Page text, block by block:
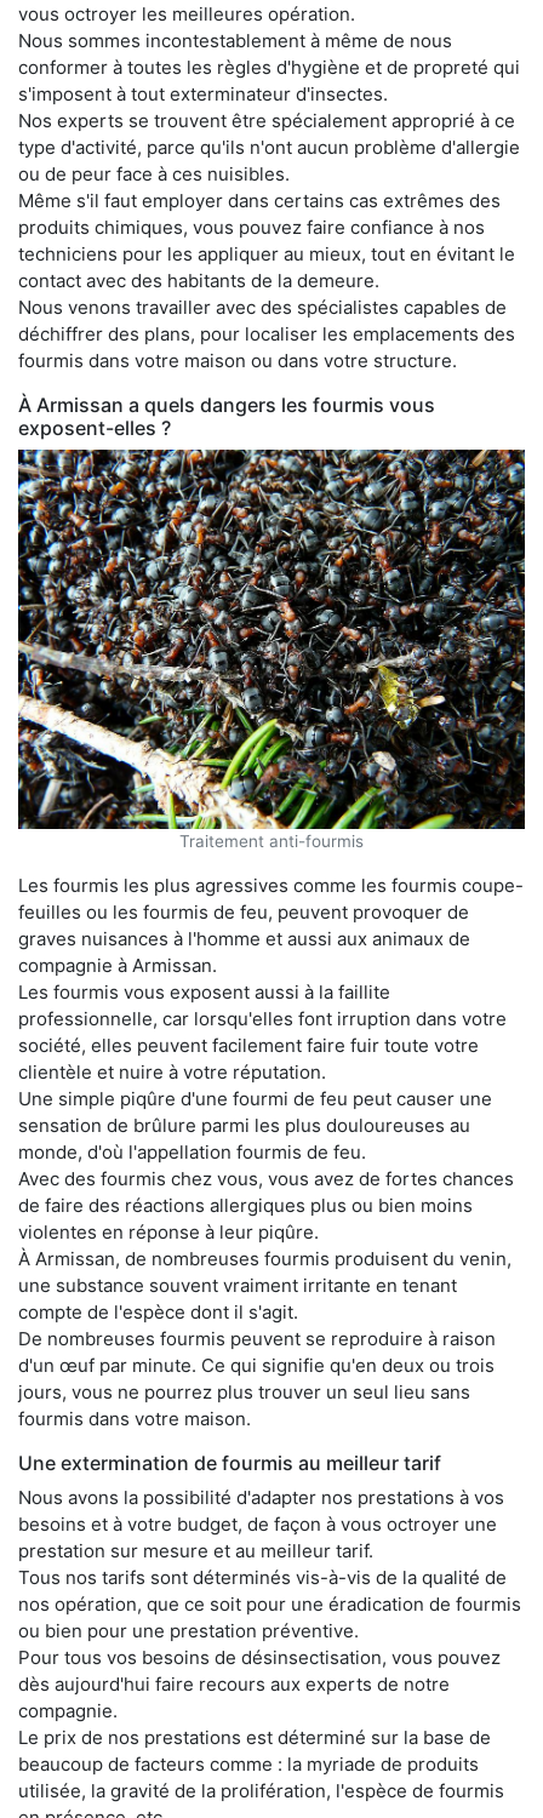
vous octroyer les meilleures opération.
Nous sommes incontestablement à même de nous
conformer à toutes les règles d'hygiène et de propreté qui
s'imposent à tout exterminateur d'insectes.
Nos experts se trouvent être spécialement approprié à ce
type d'activité, parce qu'ils n'ont aucun problème d'allergie
ou de peur face à ces nuisibles.
Même s'il faut employer dans certains cas extrêmes des
produits chimiques, vous pouvez faire confiance à nos
techniciens pour les appliquer au mieux, tout en évitant le
contact avec des habitants de la demeure.
Nous venons travailler avec des spécialistes capables de
déchiffrer des plans, pour localiser les emplacements des
fourmis dans votre maison ou dans votre structure.
À Armissan a quels dangers les fourmis vous
exposent-elles ?
Traitement anti-fourmis
Les fourmis les plus agressives comme les fourmis coupe-
feuilles ou les fourmis de feu, peuvent provoquer de
graves nuisances à l'homme et aussi aux animaux de
compagnie à Armissan.
Les fourmis vous exposent aussi à la faillite
professionnelle, car lorsqu'elles font irruption dans votre
société, elles peuvent facilement faire fuir toute votre
clientèle et nuire à votre réputation.
Une simple piqûre d'une fourmi de feu peut causer une
sensation de brûlure parmi les plus douloureuses au
monde, d'où l'appellation fourmis de feu.
Avec des fourmis chez vous, vous avez de fortes chances
de faire des réactions allergiques plus ou bien moins
violentes en réponse à leur piqûre.
À Armissan, de nombreuses fourmis produisent du venin,
une substance souvent vraiment irritante en tenant
compte de l'espèce dont il s'agit.
De nombreuses fourmis peuvent se reproduire à raison
d'un œuf par minute. Ce qui signifie qu'en deux ou trois
jours, vous ne pourrez plus trouver un seul lieu sans
fourmis dans votre maison.
Une extermination de fourmis au meilleur tarif
Nous avons la possibilité d'adapter nos prestations à vos
besoins et à votre budget, de façon à vous octroyer une
prestation sur mesure et au meilleur tarif.
Tous nos tarifs sont déterminés vis-à-vis de la qualité de
nos opération, que ce soit pour une éradication de fourmis
ou bien pour une prestation préventive.
Pour tous vos besoins de désinsectisation, vous pouvez
dès aujourd'hui faire recours aux experts de notre
compagnie.
Le prix de nos prestations est déterminé sur la base de
beaucoup de facteurs comme : la myriade de produits
utilisée, la gravité de la prolifération, l'espèce de fourmis